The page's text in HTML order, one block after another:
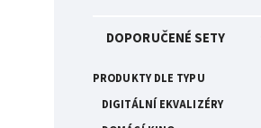
DOPORUČENÉ SETY
PRODUKTY DLE TYPU
DIGITÁLNÍ EKVALIZÉRY